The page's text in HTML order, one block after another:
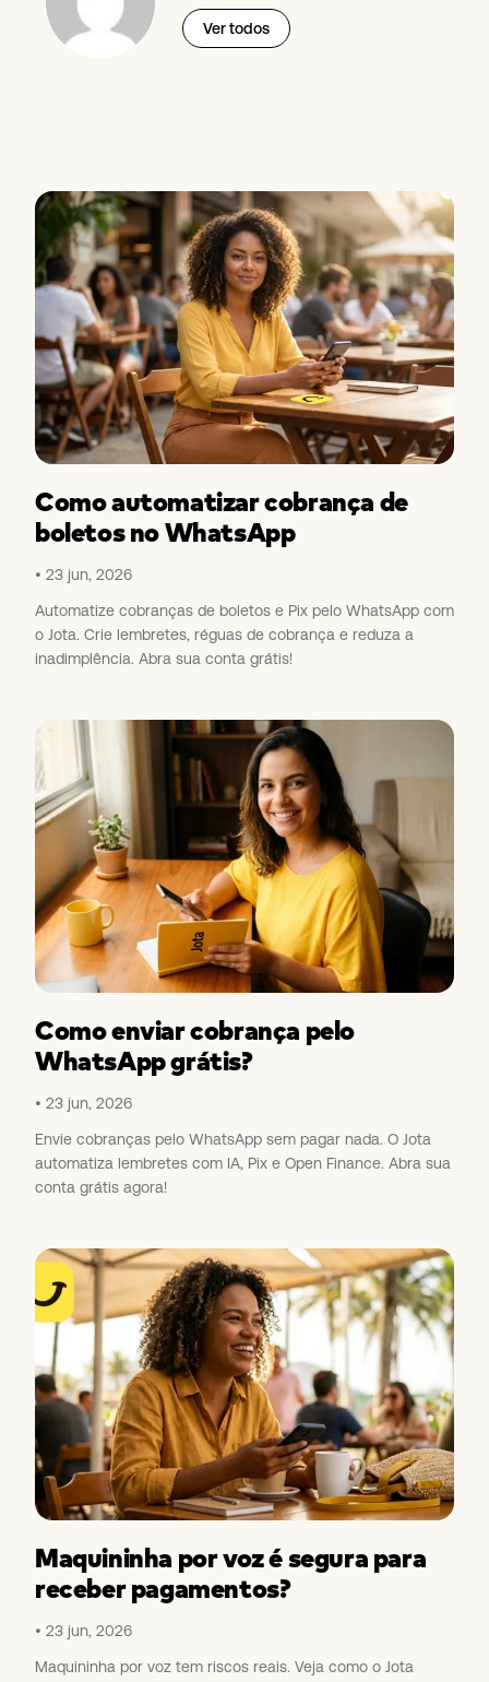
Ver todos
Como automatizar cobrança de
boletos no WhatsApp
23 jun, 2026
Automatize cobranças de boletos e Pix pelo WhatsApp com
o Jota. Crie lembretes, réguas de cobrança e reduza a
inadimplência. Abra sua conta grátis!
Como enviar cobrança pelo
WhatsApp grátis?
23 jun, 2026
Envie cobranças pelo WhatsApp sem pagar nada. O Jota
automatiza lembretes com IA, Pix e Open Finance. Abra sua
conta grátis agora!
Maquininha por voz é segura para
receber pagamentos?
23 jun, 2026
Maquininha por voz tem riscos reais. Veja como o Jota